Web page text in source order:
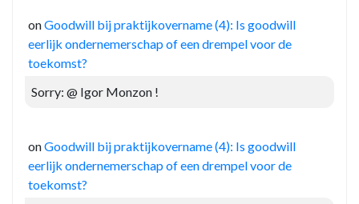
onGoodwill bij praktijkovername (4): Is goodwill
eerlijk ondernemerschap of een drempel voor de
toekomst?
Sorry: @ Igor Monzon !
onGoodwill bij praktijkovername (4): Is goodwill
eerlijk ondernemerschap of een drempel voor de
toekomst?